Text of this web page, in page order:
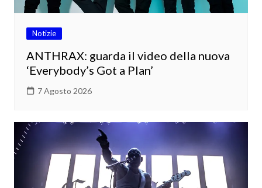
Notizie
ANTHRAX: guarda il video della nuova
‘Everybody’s Got a Plan’
7 Agosto 2026